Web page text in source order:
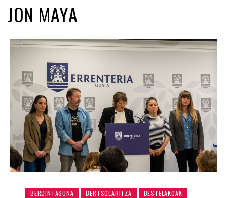
JON MAYA
BERDINTASUNA BERTSOLARITZA
BESTELAKOAK